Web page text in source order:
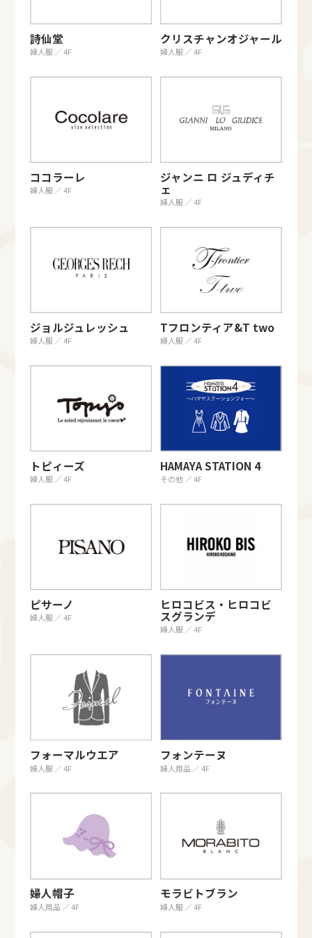
詩仙堂
婦人服 ／ 4F
クリスチャンオジャール
婦人服 ／ 4F
ココラーレ
婦人服 ／ 4F
ジャンニ ロ ジュディチ
ェ
婦人服 ／ 4F
ジョルジュレッシュ
婦人服 ／ 4F
Tフロンティア&T two
婦人服 ／ 4F
トピィーズ
婦人服 ／ 4F
HAMAYA STATION 4
その他 ／ 4F
ピサーノ
婦人服 ／ 4F
ヒロコビス・ヒロコビ
スグランデ
婦人服 ／ 4F
フォーマルウエア
婦人服 ／ 4F
フォンテーヌ
婦人用品 ／ 4F
婦人帽子
婦人用品 ／ 4F
モラビトブラン
婦人服 ／ 4F